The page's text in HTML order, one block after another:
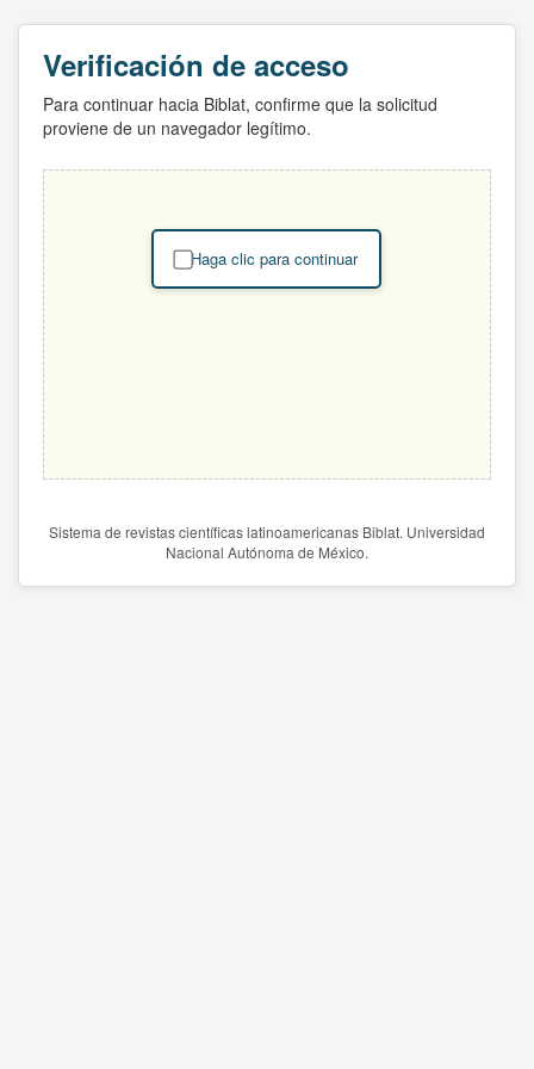
Verificación de acceso
Para continuar hacia Biblat, confirme que la solicitud
proviene de un navegador legítimo.
Haga clic para continuar
Sistema de revistas científicas latinoamericanas Biblat. Universidad
Nacional Autónoma de México.